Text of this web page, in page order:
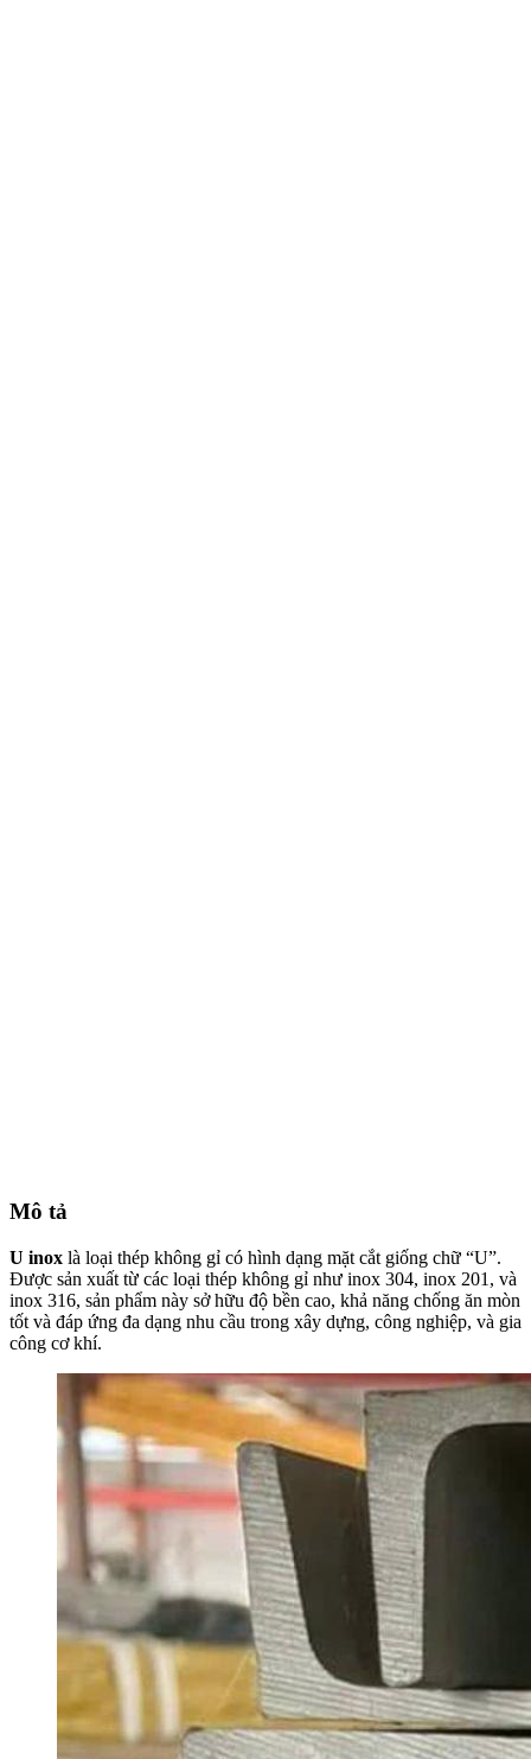
Mô tả
U inox là loại thép không gỉ có hình dạng mặt cắt giống chữ “U”.
Được sản xuất từ các loại thép không gỉ như inox 304, inox 201, và
inox 316, sản phẩm này sở hữu độ bền cao, khả năng chống ăn mòn
tốt và đáp ứng đa dạng nhu cầu trong xây dựng, công nghiệp, và gia
công cơ khí.